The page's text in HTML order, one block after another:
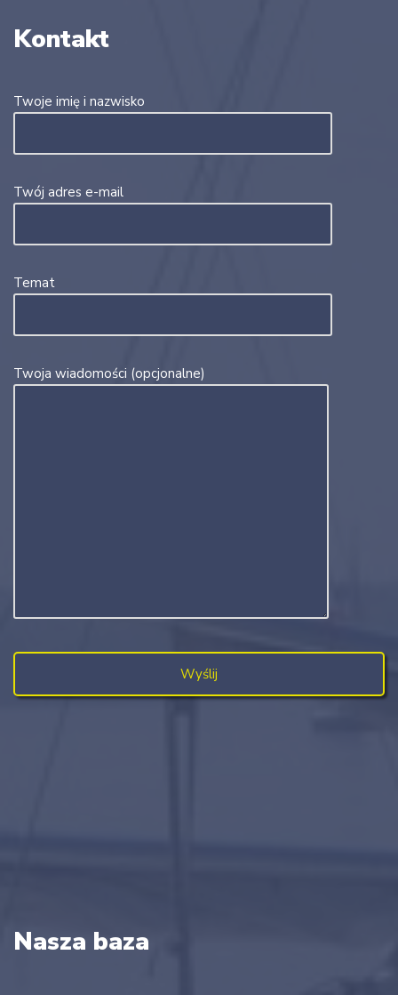
Kontakt
Twoje imię i nazwisko
Twój adres e-mail
Temat
Twoja wiadomości (opcjonalne)
Nasza baza